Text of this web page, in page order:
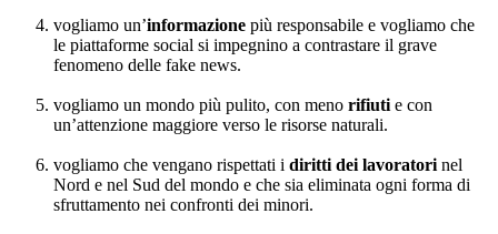
vogliamo un’informazione più responsabile e vogliamo che
le piattaforme social si impegnino a contrastare il grave
fenomeno delle fake news.
vogliamo un mondo più pulito, con meno rifiuti e con
un’attenzione maggiore verso le risorse naturali.
vogliamo che vengano rispettati i diritti dei lavoratori nel
Nord e nel Sud del mondo e che sia eliminata ogni forma di
sfruttamento nei confronti dei minori.